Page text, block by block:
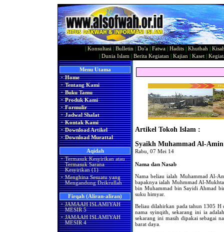
Konsultasi Bulletin Do'a Fatwa Hadits Khutbah
Dunia Islam Berita Kegiatan Kajian Kaset|
Menu Utama
· Home
· Tentang Kami
· Buku Tamu
· Produk Kami
· Formulir
· Jadwal Shalat
· Kontak Kami
· Download Artikel
· Download Murattal
Aqidah
· Termasuk Kesyirikan atau
Termasuk Sarana
Kesyirikan (1)
· Menghina Sesuatu yang
Mengandung Dzikrullah
Firqah (Aliran-aliran)
· JAMAAH ISLAMIYAH
MESIR 5
· JAMAAH ISLAMIYAH
MESIR 4
Artikel Tokoh Islam :
Syaikh Muhammad Al-
Rabu, 07 Mei 14
Nama dan Nasab
Nama beliau ialah Muhammad Al-
bapaknya ialah Muhmmad Al-
bin Muhammad bin Sayidi Ahmad
suku himyar.
Beliau dilahirkan pada tahun 1305
nama syinqith, sekarang ini ia
sekarang ini masih dipakai sebagai
barat daya.